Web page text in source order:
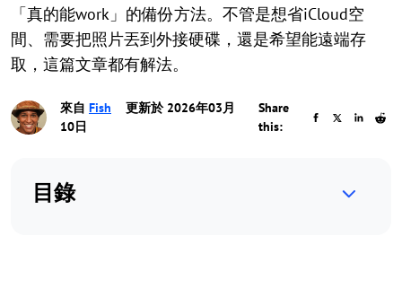
「真的能work」的備份方法。不管是想省iCloud空
間、需要把照片丟到外接硬碟，還是希望能遠端存
取，這篇文章都有解法。
來自 Fish
更新於 2026年03月
10日
Share
this:
目錄